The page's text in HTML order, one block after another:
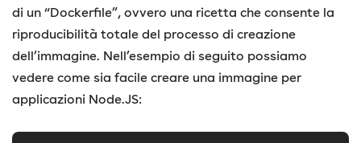
di un “Dockerfile”, ovvero una ricetta che consente la
riproducibilità totale del processo di creazione
dell’immagine. Nell’esempio di seguito possiamo
vedere come sia facile creare una immagine per
applicazioni Node.JS: